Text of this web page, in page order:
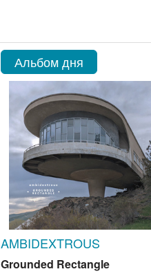
Альбом дня
AMBIDEXTROUS
Grounded Rectangle